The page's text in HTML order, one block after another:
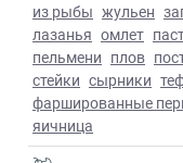
из рыбы жульен
лазанья омлет
пельмени плов
стейки сырники
фаршированные
яичница